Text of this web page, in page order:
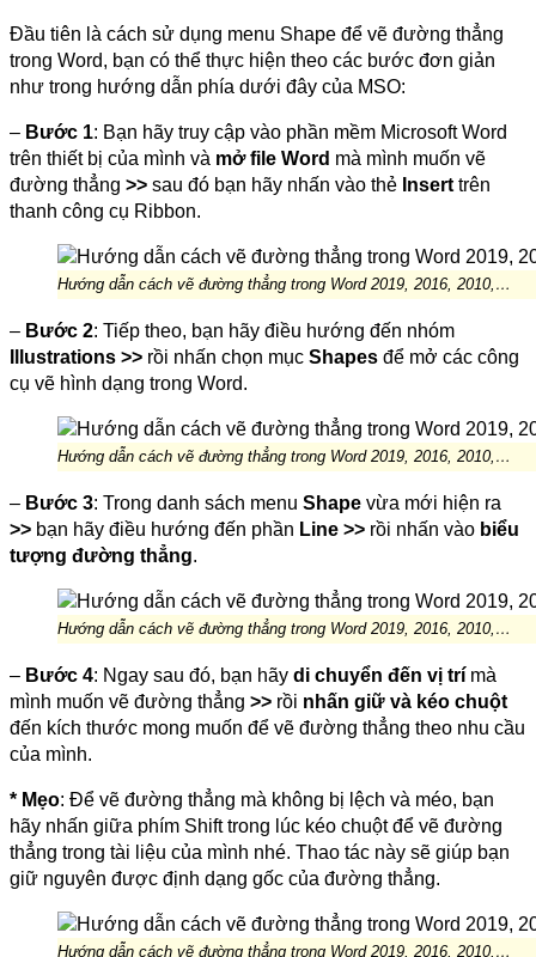
Đầu tiên là cách sử dụng menu Shape để vẽ đường thẳng
trong Word, bạn có thể thực hiện theo các bước đơn giản
như trong hướng dẫn phía dưới đây của MSO:
– Bước 1: Bạn hãy truy cập vào phần mềm Microsoft Word
trên thiết bị của mình và mở file Word mà mình muốn vẽ
đường thẳng >> sau đó bạn hãy nhấn vào thẻ Insert trên
thanh công cụ Ribbon.
Hướng dẫn cách vẽ đường thẳng trong Word 2019, 2016, 2010,…
– Bước 2: Tiếp theo, bạn hãy điều hướng đến nhóm
Illustrations >> rồi nhấn chọn mục Shapes để mở các công
cụ vẽ hình dạng trong Word.
Hướng dẫn cách vẽ đường thẳng trong Word 2019, 2016, 2010,…
– Bước 3: Trong danh sách menu Shape vừa mới hiện ra
>> bạn hãy điều hướng đến phần Line >> rồi nhấn vào biểu
tượng đường thẳng.
Hướng dẫn cách vẽ đường thẳng trong Word 2019, 2016, 2010,…
– Bước 4: Ngay sau đó, bạn hãy di chuyển đến vị trí mà
mình muốn vẽ đường thẳng >> rồi nhấn giữ và kéo chuột
đến kích thước mong muốn để vẽ đường thẳng theo nhu cầu
của mình.
* Mẹo: Để vẽ đường thẳng mà không bị lệch và méo, bạn
hãy nhấn giữa phím Shift trong lúc kéo chuột để vẽ đường
thẳng trong tài liệu của mình nhé. Thao tác này sẽ giúp bạn
giữ nguyên được định dạng gốc của đường thẳng.
Hướng dẫn cách vẽ đường thẳng trong Word 2019, 2016, 2010,…